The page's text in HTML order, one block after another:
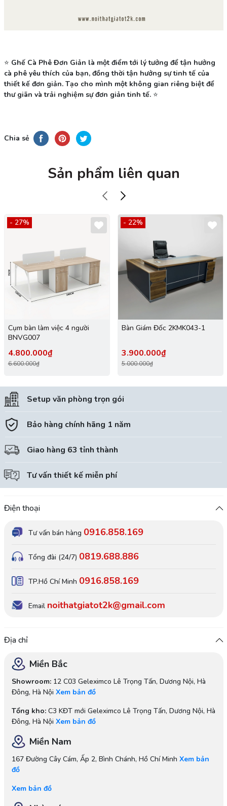
⭐ Ghế Cà Phê Đơn Giản là một điểm tới lý tưởng để tận hưởng
cà phê yêu thích của bạn, đồng thời tận hưởng sự tinh tế của
thiết kế đơn giản. Tạo cho mình một không gian riêng biệt để
thư giãn và trải nghiệm sự đơn giản tinh tế.⭐
Chia sẻ
Sản phẩm liên quan
- 27%
Cụm bàn làm việc 4 người
BNVG007
4.800.000₫
6.600.000₫
- 22%
Bàn Giám Đốc 2KMK043-1
3.900.000₫
5.000.000₫
Setup văn phòng trọn gói
Bảo hàng chính hãng 1 năm
Giao hàng 63 tỉnh thành
Tư vấn thiết kế miễn phí
Điện thoại
Tư vấn bán hàng 0916.858.169
Tổng đài (24/7) 0819.688.886
TP.Hồ Chí Minh 0916.858.169
Email noithatgiatot2k@gmail.com
Địa chỉ
Miền Bắc
Showroom:12 C03 Geleximco Lê Trọng Tấn, Dương Nội, Hà
Đông, Hà Nội Xem bản đồ
Tổng kho:C3 KĐT mới Geleximco Lê Trọng Tấn, Dương Nội, Hà
Đông, Hà Nội Xem bản đồ
Miền Nam
167 Đường Cây Cám, Ấp 2, Bình Chánh, Hồ Chí Minh Xem bản
đồ
Xem bản đồ